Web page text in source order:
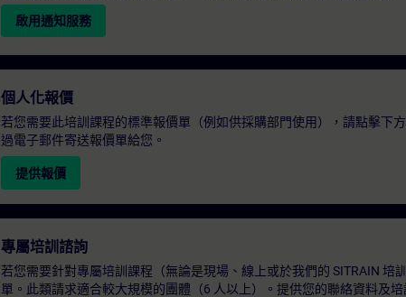
啟用通知服務
個人化報價
若您需要此培訓課程的標準報價單（例如供採購部門使用），請點擊下
過電子郵件寄送報價單給您。
提供報價
專屬培訓諮詢
若您需要針對專屬培訓課程（無論是現場、線上或於我們的 SITRAIN 培
單。此類請求適合較大規模的團體（6 人以上）。提供您的聯絡資料及